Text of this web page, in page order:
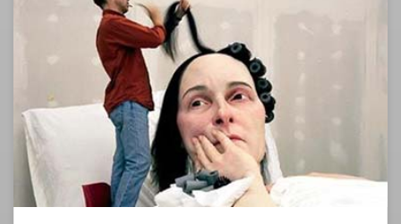
Les évaluations, leurs outils, leurs méthodes, leur efficacité sont
régulièrement remises en question. Elles sont au coeur de nombreux
débats même si les échanges de pratique entre collègues sont limités.
Dans une série d’articles, de vidéos et d’animations, François Muller
nous propose de passer à une évaluation plus utile, plus […]